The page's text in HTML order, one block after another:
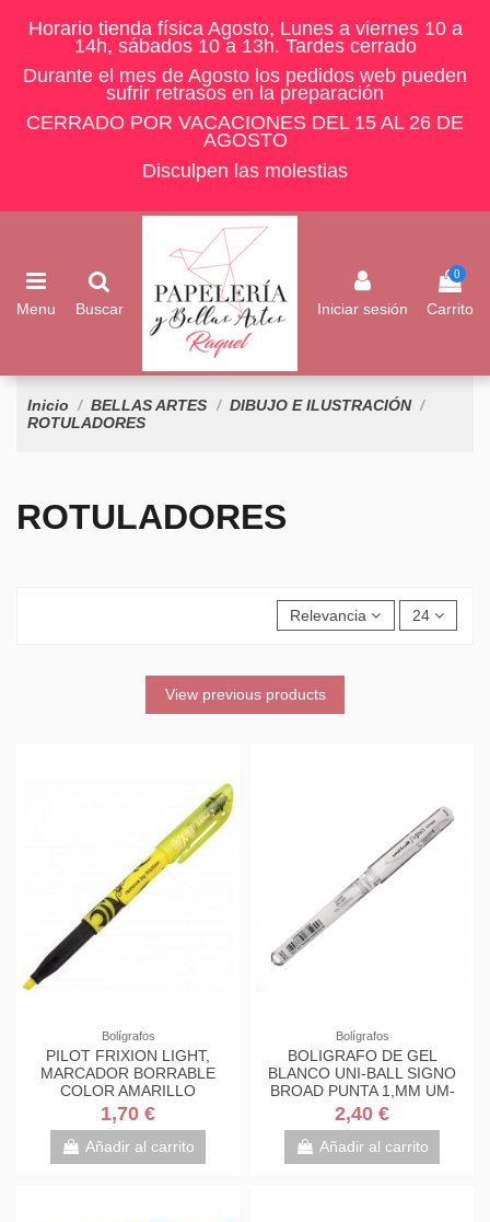
Horario tienda física Agosto, Lunes a viernes 10 a
14h, sábados 10 a 13h. Tardes cerrado
Durante el mes de Agosto los pedidos web pueden
sufrir retrasos en la preparación
CERRADO POR VACACIONES DEL 15 AL 26 DE
AGOSTO
Disculpen las molestias
Menu Buscar Iniciar sesión
0
Carrito
Inicio BELLAS ARTES
DIBUJO E ILUSTRACIÓN
ROTULADORES
ROTULADORES
Relevancia 24
View previous products
Bolígrafos
PILOT FRIXION LIGHT,
MARCADOR BORRABLE
COLOR AMARILLO
1,70 €
Añadir al carrito
Bolígrafos
BOLIGRAFO DE GEL
BLANCO UNI-BALL SIGNO
BROAD PUNTA 1,MM UM-
153
2,40 €
Añadir al carrito